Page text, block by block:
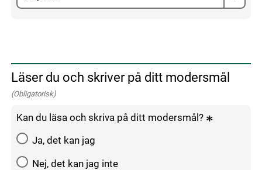
Läser du och skriver på ditt modersmål
(Obligatorisk)
Kan du läsa och skriva på ditt modersmål?
Ja, det kan jag
Nej, det kan jag inte